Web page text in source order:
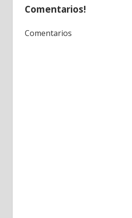
Comentarios!
Comentarios